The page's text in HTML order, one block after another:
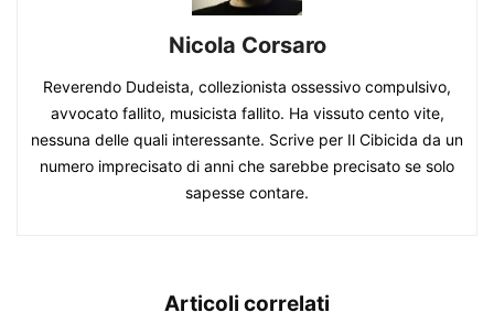
Nicola Corsaro
Reverendo Dudeista, collezionista ossessivo compulsivo,
avvocato fallito, musicista fallito. Ha vissuto cento vite,
nessuna delle quali interessante. Scrive per Il Cibicida da un
numero imprecisato di anni che sarebbe precisato se solo
sapesse contare.
Articoli correlati